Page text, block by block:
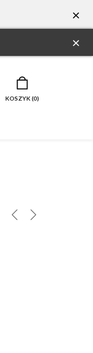
×
×
KOSZYK (0)